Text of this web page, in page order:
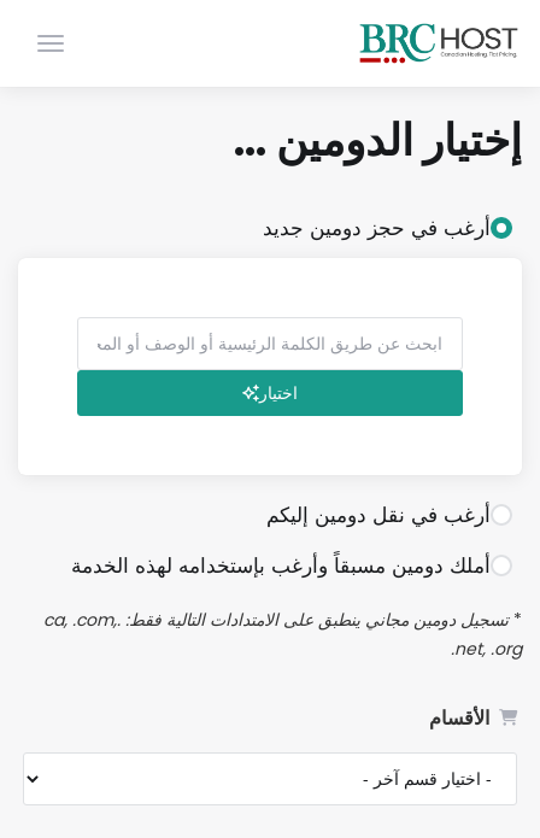
تبديل
إختيار الدومين ...
الأقسام
أرغب في حجز دومين جديد
اختيار
أرغب في نقل دومين إليكم
أملك دومين مسبقاً وأرغب بإستخدامه لهذه الخدمة
*
تسجيل دومين مجاني ينطبق على الامتدادات التالية فقط: .ca, .com,
.net, .org